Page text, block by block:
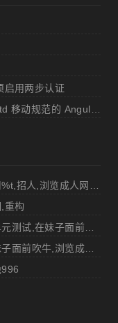
启用两步认证
重构